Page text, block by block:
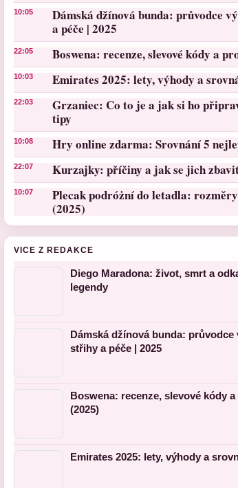
10:05
Dámská džínová bunda: průvodce
a péče | 2025
22:05 Boswena: recenze, slevové kódy a
10:03 Emirates 2025: lety, výhody a
22:03
Grzaniec: Co to je a jak si ho
tipy
10:08 Hry online zdarma: Srovnání 5
22:07 Kurzajky: příčiny a jak se jich
10:07
Plecak podróżní do letadla:
(2025)
VICE Z REDAKCE
Diego Maradona: život, smrt a
legendy
Dámská džínová bunda: průvodce
střihy a péče | 2025
Boswena: recenze, slevové kódy
(2025)
Emirates 2025: lety, výhody a